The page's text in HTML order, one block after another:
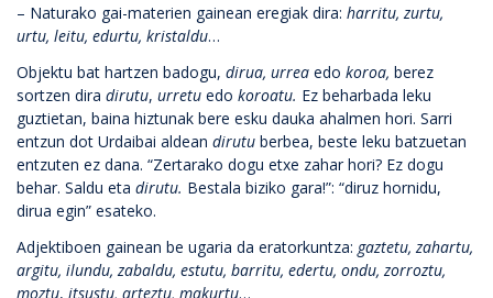
– Naturako gai-materien gainean eregiak dira: harritu, zurtu,
urtu, leitu, edurtu, kristaldu…
Objektu bat hartzen badogu, dirua, urrea edo koroa, berez
sortzen dira dirutu, urretu edo koroatu. Ez beharbada leku
guztietan, baina hiztunak bere esku dauka ahalmen hori. Sarri
entzun dot Urdaibai aldean dirutu berbea, beste leku batzuetan
entzuten ez dana. “Zertarako dogu etxe zahar hori? Ez dogu
behar. Saldu eta dirutu. Bestala biziko gara!”: “diruz hornidu,
dirua egin” esateko.
Adjektiboen gainean be ugaria da eratorkuntza: gaztetu, zahartu,
argitu, ilundu, zabaldu, estutu, barritu, edertu, ondu, zorroztu,
moztu, itsustu, arteztu, makurtu…